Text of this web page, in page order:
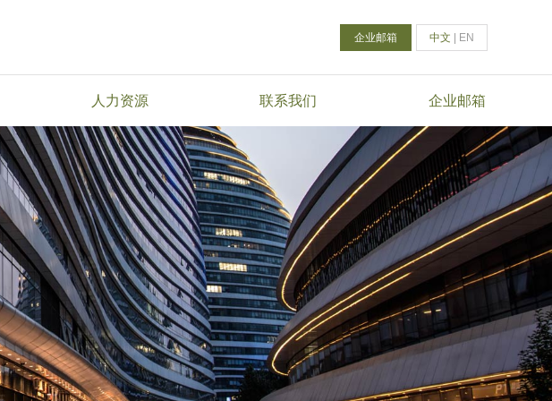
企业邮箱 中文 | EN
人力资源 联系我们 企业邮箱